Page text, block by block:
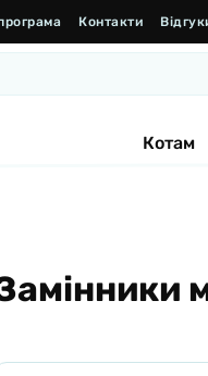
Контакти
Котам